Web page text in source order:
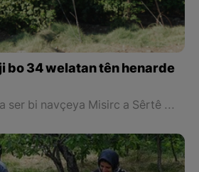
bo 34 welatan tên henarde
Li gundê Yunuslar a ser bi navçeya Misirc a Sêrtê li ser zeviyekî 230 donim erd baxekî tûdirkan ê yek parçeyî ku li ser asta Bakurê Kurdistan û Tirkiyê yê herî mezin hilberîna tûdirkan an jî dirîreşk an tê kirin.